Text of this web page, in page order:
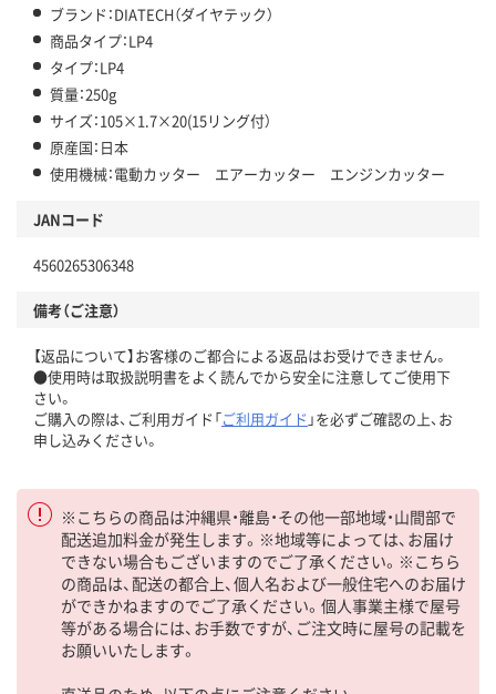
ブランド：DIATECH（ダイヤテック）
商品タイプ：LP4
タイプ：LP4
質量：250g
サイズ：105×1.7×20(15リング付）
原産国：日本
使用機械：電動カッター エアーカッター エンジンカッター
JANコード
4560265306348
備考（ご注意）
【返品について】お客様のご都合による返品はお受けできません。
●使用時は取扱説明書をよく読んでから安全に注意してご使用下
さい。
ご購入の際は、ご利用ガイド「ご利用ガイド 」を必ずご確認の上、お
申し込みください。
※こちらの商品は沖縄県・離島・その他一部地域・山間部で
配送追加料金が発生します。※地域等によっては、お届け
できない場合もございますのでご了承ください。※こちら
の商品は、配送の都合上、個人名および一般住宅へのお届け
ができかねますのでご了承ください。個人事業主様で屋号
等がある場合には、お手数ですが、ご注文時に屋号の記載を
お願いいたします。